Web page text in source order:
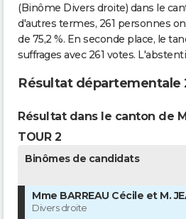
(Binôme Divers droite) dans le
d'autres termes, 261 personnes
de 75,2 %. En seconde place, le
suffrages avec 261 votes.
Résultat départementale
Résultat dans le canton de
TOUR 2
Binômes de candidats
Mme BARREAU Cécile et M.
Divers droite